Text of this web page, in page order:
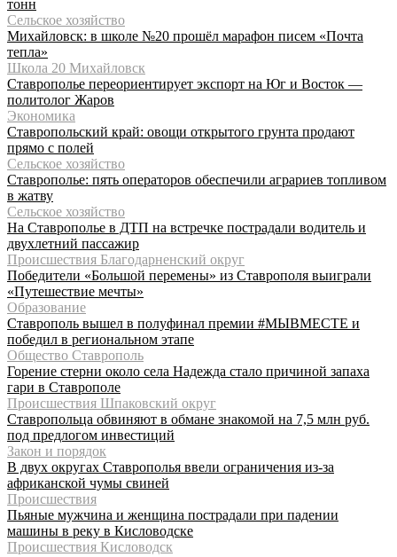
тонн
Сельское хозяйство
Михайловск: в школе №20 прошёл марафон писем «Почта
тепла»
Школа 20 Михайловск
Ставрополье переориентирует экспорт на Юг и Восток —
политолог Жаров
Экономика
Ставропольский край: овощи открытого грунта продают
прямо с полей
Сельское хозяйство
Ставрополье: пять операторов обеспечили аграриев топливом
в жатву
Сельское хозяйство
На Ставрополье в ДТП на встречке пострадали водитель и
двухлетний пассажир
Происшествия Благодарненский округ
Победители «Большой перемены» из Ставрополя выиграли
«Путешествие мечты»
Образование
Ставрополь вышел в полуфинал премии #МЫВМЕСТЕ и
победил в региональном этапе
Общество Ставрополь
Горение стерни около села Надежда стало причиной запаха
гари в Ставрополе
Происшествия Шпаковский округ
Ставропольца обвиняют в обмане знакомой на 7,5 млн руб.
под предлогом инвестиций
Закон и порядок
В двух округах Ставрополья ввели ограничения из-за
африканской чумы свиней
Происшествия
Пьяные мужчина и женщина пострадали при падении
машины в реку в Кисловодске
Происшествия Кисловодск